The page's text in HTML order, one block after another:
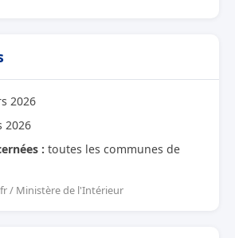
2026
2026
: toutes les communes de
/ Ministère de l'Intérieur